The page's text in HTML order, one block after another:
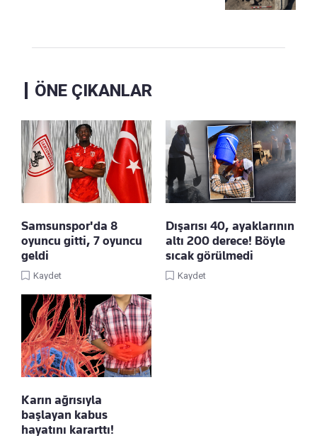
ÖNE ÇIKANLAR
Samsunspor'da 8
oyuncu gitti, 7 oyuncu
geldi
Kaydet
Dışarısı 40, ayaklarının
altı 200 derece! Böyle
sıcak görülmedi
Kaydet
Karın ağrısıyla
başlayan kabus
hayatını kararttı!